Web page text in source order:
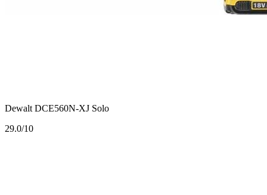
Dewalt DCE560N-XJ Solo
29.0/10